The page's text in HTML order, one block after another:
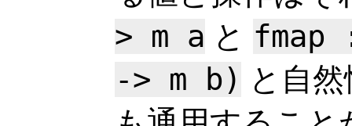
> m a と
-> m b) と自